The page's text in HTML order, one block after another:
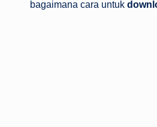
bagaimana cara untuk